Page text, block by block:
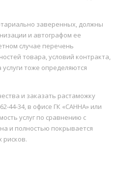
заверенных, должны
и автографом ее
случае перечень
товара, условий контракта,
тоже определяются
и заказать растаможку
44-34, в офисе ГК «САННА» или
услуг по сравнению с
и полностью покрывается